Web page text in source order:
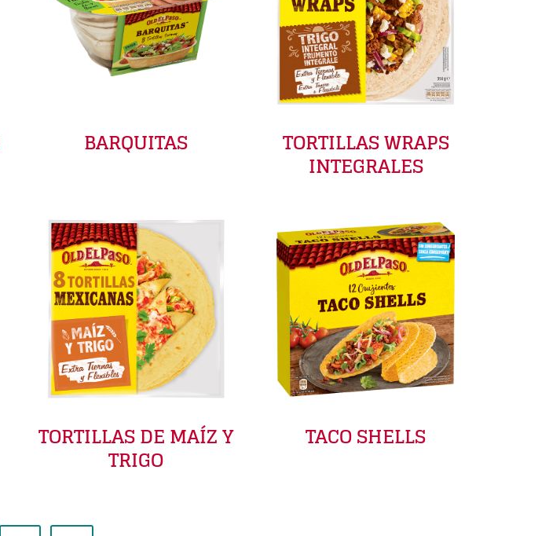
BARQUITAS TORTILLAS WRAPS
INTEGRALES
TORTILLAS DE MAÍZ Y
TRIGO
TACO SHELLS